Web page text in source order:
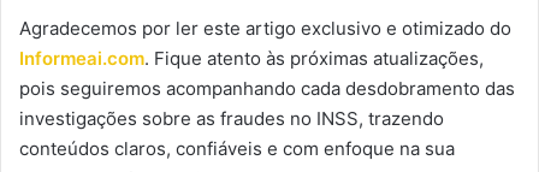
Agradecemos por ler este artigo exclusivo e otimizado do
Informeai.com. Fique atento às próximas atualizações,
pois seguiremos acompanhando cada desdobramento das
investigações sobre as fraudes no INSS, trazendo
conteúdos claros, confiáveis e com enfoque na sua